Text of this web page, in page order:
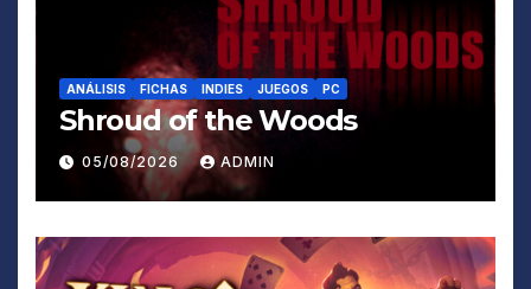
ANÁLISIS FICHAS INDIES JUEGOS PC
Shroud of the Woods
05/08/2026 ADMIN